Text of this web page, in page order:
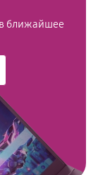
ближайшее